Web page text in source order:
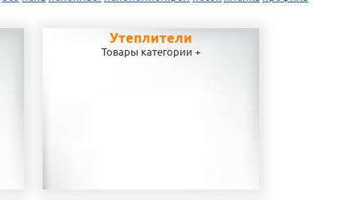
Утеплители
Товары категории +